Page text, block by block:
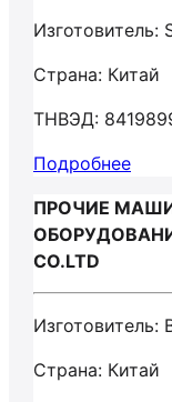
Изготовитель:
Страна: Китай
ТНВЭД:
Подробнее
ПРОЧИЕ
CO.LTD
Изготовитель:
Страна: Китай